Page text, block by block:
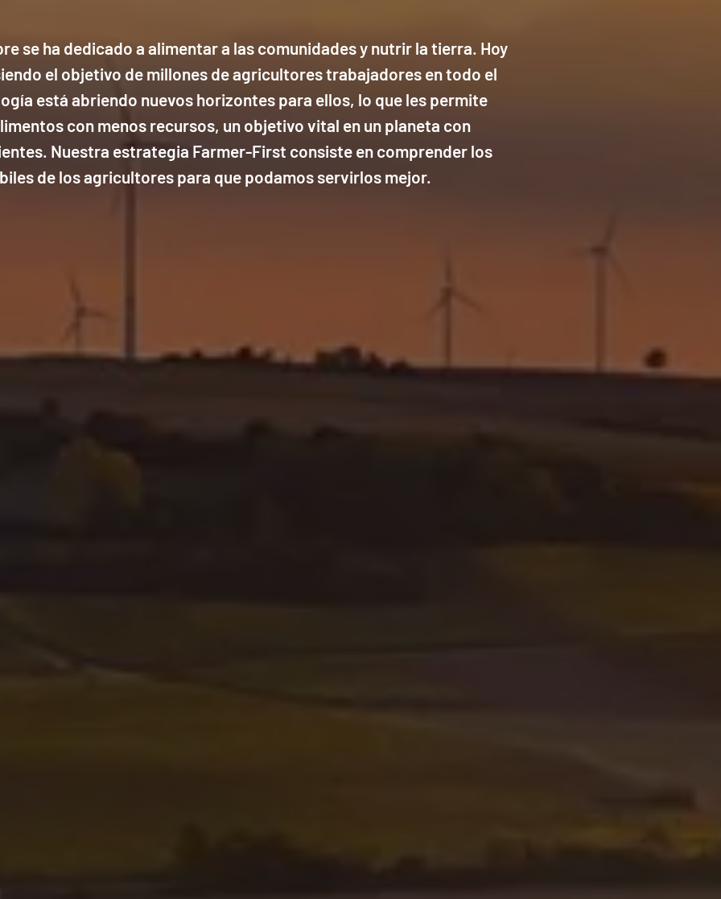
se ha dedicado a alimentar a las comunidades y nutrir la tierra. Hoy
el objetivo de millones de agricultores trabajadores en todo el
está abriendo nuevos horizontes para ellos, lo que les permite
con menos recursos, un objetivo vital en un planeta con
Nuestra estrategia Farmer-First consiste en comprender los
de los agricultores para que podamos servirlos mejor.